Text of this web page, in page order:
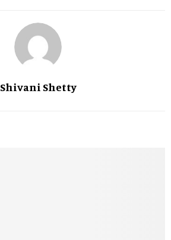
Shivani Shetty